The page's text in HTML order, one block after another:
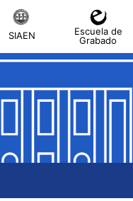
SIAEN
Escuela de
Grabado